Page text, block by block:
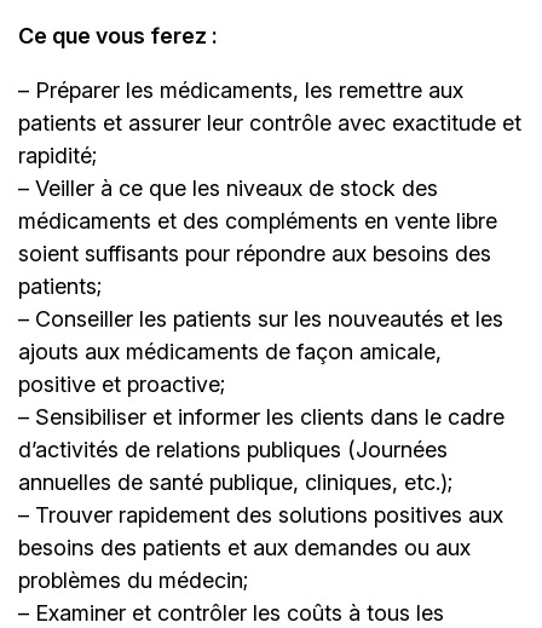
Ce que vous ferez :
– Préparer les médicaments, les remettre aux
patients et assurer leur contrôle avec exactitude et
rapidité;
– Veiller à ce que les niveaux de stock des
médicaments et des compléments en vente libre
soient suffisants pour répondre aux besoins des
patients;
– Conseiller les patients sur les nouveautés et les
ajouts aux médicaments de façon amicale,
positive et proactive;
– Sensibiliser et informer les clients dans le cadre
d’activités de relations publiques (Journées
annuelles de santé publique, cliniques, etc.);
– Trouver rapidement des solutions positives aux
besoins des patients et aux demandes ou aux
problèmes du médecin;
– Examiner et contrôler les coûts à tous les